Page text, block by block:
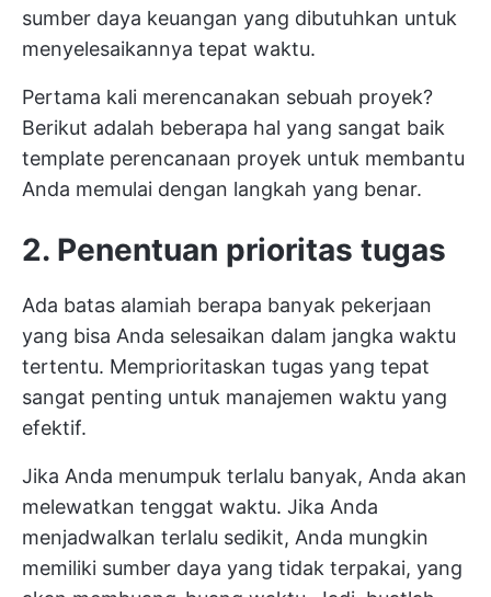
sumber daya keuangan yang dibutuhkan untuk
menyelesaikannya tepat waktu.
Pertama kali merencanakan sebuah proyek?
Berikut adalah beberapa hal yang sangat baik
template perencanaan proyek untuk membantu
Anda memulai dengan langkah yang benar.
2. Penentuan prioritas tugas
Ada batas alamiah berapa banyak pekerjaan
yang bisa Anda selesaikan dalam jangka waktu
tertentu. Memprioritaskan tugas yang tepat
sangat penting untuk manajemen waktu yang
efektif.
Jika Anda menumpuk terlalu banyak, Anda akan
melewatkan tenggat waktu. Jika Anda
menjadwalkan terlalu sedikit, Anda mungkin
memiliki sumber daya yang tidak terpakai, yang